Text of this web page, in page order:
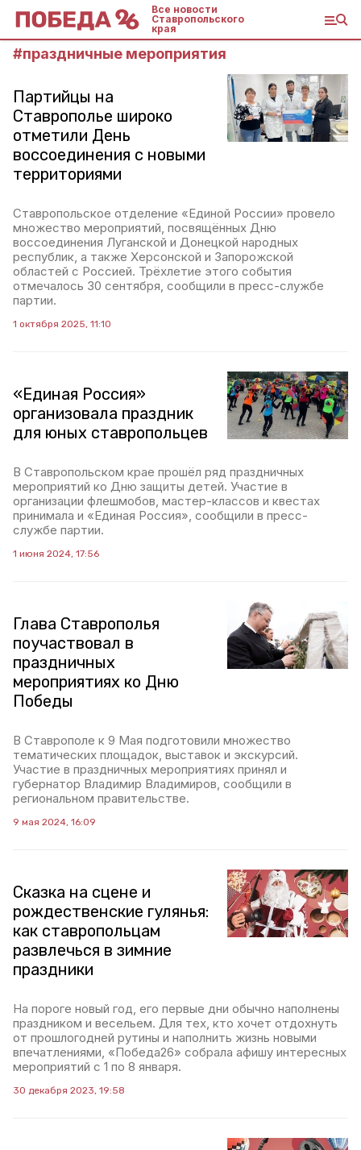
Все новости
Ставропольского
края
#праздничные мероприятия
Партийцы на
Ставрополье широко
отметили День
воссоединения с новыми
территориями
Ставропольское отделение «Единой России» провело
множество мероприятий, посвящённых Дню
воссоединения Луганской и Донецкой народных
республик, а также Херсонской и Запорожской
областей с Россией. Трёхлетие этого события
отмечалось 30 сентября, сообщили в пресс-службе
партии.
1 октября 2025, 11:10
«Единая Россия»
организовала праздник
для юных ставропольцев
В Ставропольском крае прошёл ряд праздничных
мероприятий ко Дню защиты детей. Участие в
организации флешмобов, мастер-классов и квестах
принимала и «Единая Россия», сообщили в пресс-
службе партии.
1 июня 2024, 17:56
Глава Ставрополья
поучаствовал в
праздничных
мероприятиях ко Дню
Победы
В Ставрополе к 9 Мая подготовили множество
тематических площадок, выставок и экскурсий.
Участие в праздничных мероприятиях принял и
губернатор Владимир Владимиров, сообщили в
региональном правительстве.
9 мая 2024, 16:09
Сказка на сцене и
рождественские гулянья:
как ставропольцам
развлечься в зимние
праздники
На пороге новый год, его первые дни обычно наполнены
праздником и весельем. Для тех, кто хочет отдохнуть
от прошлогодней рутины и наполнить жизнь новыми
впечатлениями, «Победа26» собрала афишу интересных
мероприятий с 1 по 8 января.
30 декабря 2023, 19:58